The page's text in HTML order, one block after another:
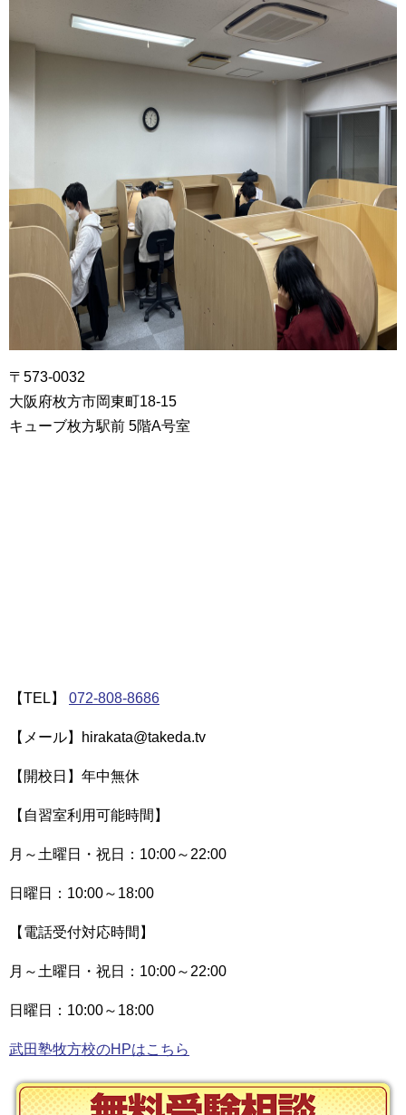
〒573-0032
大阪府枚方市岡東町18-15
キューブ枚方駅前 5階A号室
【TEL】 072-808-8686
【メール】hirakata@takeda.tv
【開校日】年中無休
【自習室利用可能時間】
月～土曜日・祝日：10:00～22:00
日曜日：10:00～18:00
【電話受付対応時間】
月～土曜日・祝日：10:00～22:00
日曜日：10:00～18:00
武田塾牧方校のHPはこちら